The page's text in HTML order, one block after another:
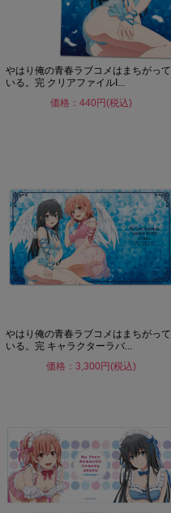
やはり俺の青春ラブコメはまちがって
いる。完 クリアファイルI...
価格：440円(税込)
やはり俺の青春ラブコメはまちがって
いる。完 キャラクターラバ...
価格：3,300円(税込)